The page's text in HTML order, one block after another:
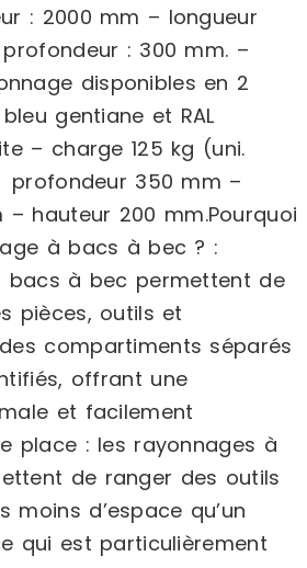
: 2000 mm – longueur
: 300 mm. –
disponibles en 2
gentiane et RAL
– charge 125 kg (uni.
350 mm –
hauteur 200 mm.Pourquoi
à bacs à bec ? :
bacs à bec permettent de
pièces, outils et
compartiments séparés
offrant une
et facilement
place : les rayonnages à
de ranger des outils
moins d’espace qu’un
qui est particulièrement